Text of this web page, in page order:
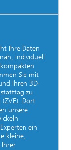
Ihre Daten
individuell
Sie mit
Ihren 3D-
zu
Dort
unsere
ein
kleine,
Ihrer